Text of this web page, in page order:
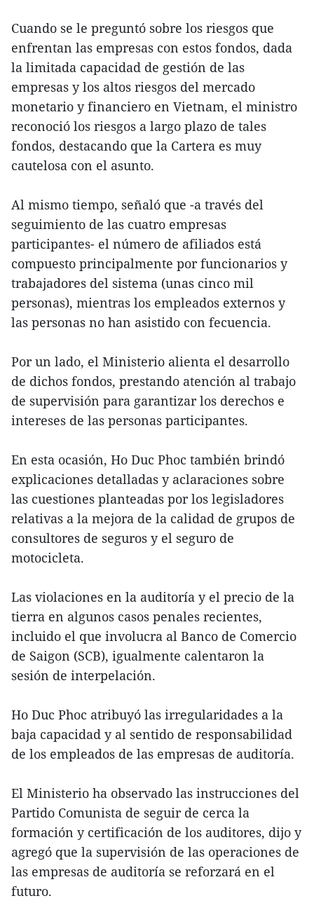
Cuando se le preguntó sobre los riesgos que
enfrentan las empresas con estos fondos, dada
la limitada capacidad de gestión de las
empresas y los altos riesgos del mercado
monetario y financiero en Vietnam, el ministro
reconoció los riesgos a largo plazo de tales
fondos, destacando que la Cartera es muy
cautelosa con el asunto.
Al mismo tiempo, señaló que -a través del
seguimiento de las cuatro empresas
participantes- el número de afiliados está
compuesto principalmente por funcionarios y
trabajadores del sistema (unas cinco mil
personas), mientras los empleados externos y
las personas no han asistido con fecuencia.
Por un lado, el Ministerio alienta el desarrollo
de dichos fondos, prestando atención al trabajo
de supervisión para garantizar los derechos e
intereses de las personas participantes.
En esta ocasión, Ho Duc Phoc también brindó
explicaciones detalladas y aclaraciones sobre
las cuestiones planteadas por los legisladores
relativas a la mejora de la calidad de grupos de
consultores de seguros y el seguro de
motocicleta.
Las violaciones en la auditoría y el precio de la
tierra en algunos casos penales recientes,
incluido el que involucra al Banco de Comercio
de Saigon (SCB), igualmente calentaron la
sesión de interpelación.
Ho Duc Phoc atribuyó las irregularidades a la
baja capacidad y al sentido de responsabilidad
de los empleados de las empresas de auditoría.
El Ministerio ha observado las instrucciones del
Partido Comunista de seguir de cerca la
formación y certificación de los auditores, dijo y
agregó que la supervisión de las operaciones de
las empresas de auditoría se reforzará en el
futuro.